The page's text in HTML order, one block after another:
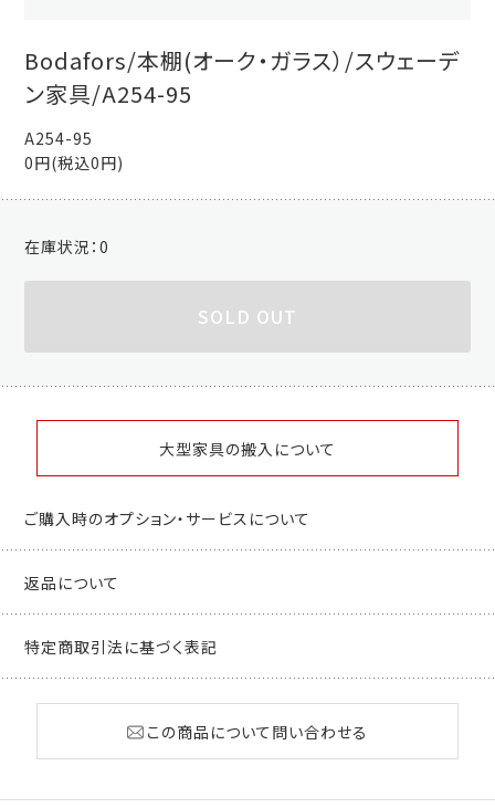
Bodafors/本棚(オーク・ガラス）/スウェーデ
ン家具/A254-95
A254-95
0円(税込0円)
在庫状況：0
SOLD OUT
大型家具の搬入について
ご購入時のオプション・サービスについて
返品について
特定商取引法に基づく表記
この商品について問い合わせる